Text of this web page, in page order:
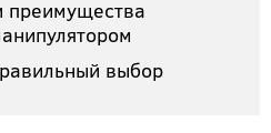
преимущества
выбор